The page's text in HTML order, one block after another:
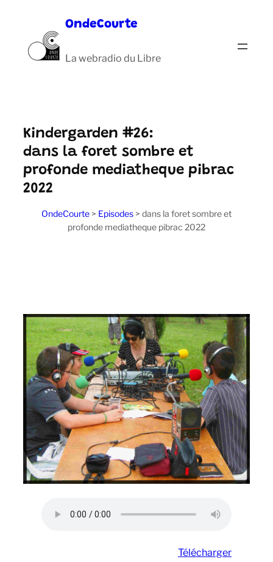
contenu
OndeCourte
La webradio du Libre
Kindergarden #26:
dans la foret sombre et
profonde mediatheque pibrac
2022
OndeCourte > Episodes > dans la foret sombre et
profonde mediatheque pibrac 2022
Télécharger